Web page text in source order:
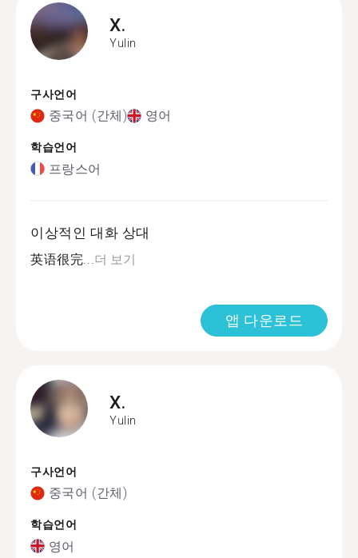
X.
Yulin
구사언어
중국어 (간체) 영어
학습언어
프랑스어
이상적인 대화 상대
英语很完... 더 보기
앱 다운로드
X.
Yulin
구사언어
중국어 (간체)
학습언어
영어